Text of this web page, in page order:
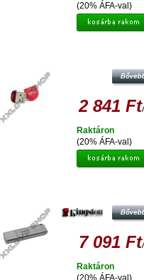
(20% ÁFA-val)
2 841 Ft
(20% ÁFA-val)
Raktáron
7 091 Ft
(20% ÁFA-val)
Raktáron